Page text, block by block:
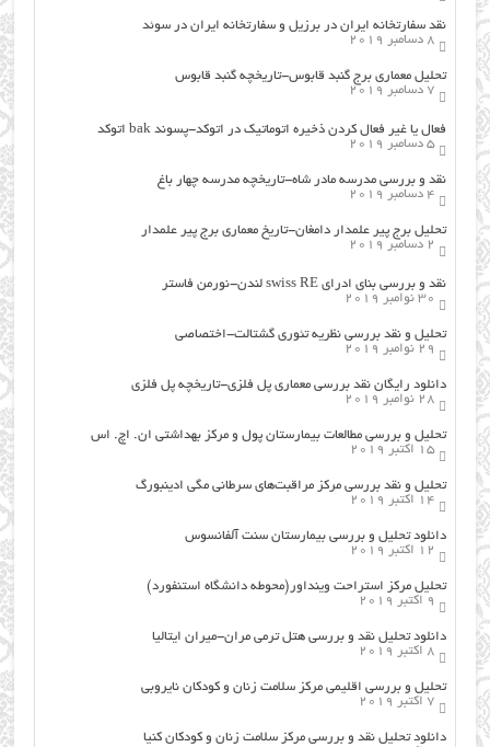
نقد سفارتخانه ایران در برزیل و سفارتخانه ایران در سوئد
8 دسامبر 2019
تحلیل معماری برج گنبد قابوس-تاریخچه گنبد قابوس
7 دسامبر 2019
فعال یا غیر فعال کردن ذخیره اتوماتیک در اتوکد-پسوند bak اتوکد
5 دسامبر 2019
نقد و بررسی مدرسه مادر شاه-تاریخچه مدرسه چهار باغ
4 دسامبر 2019
تحلیل برج پیر علمدار دامغان-تاریخ معماری برج پیر علمدار
2 دسامبر 2019
نقد و بررسی بنای ادرای swiss RE لندن-نورمن فاستر
30 نوامبر 2019
تحلیل و نقد بررسی نظریه تئوری گشتالت-اختصاصی
29 نوامبر 2019
دانلود رایگان نقد بررسی معماری پل فلزی-تاریخچه پل فلزی
28 نوامبر 2019
تحلیل و بررسی مطالعات بیمارستان پول و مرکز بهداشتی ان. اچ. اس
15 اکتبر 2019
تحلیل و نقد بررسی مرکز مراقبت‌های سرطانی مگی ادینبورگ
14 اکتبر 2019
دانلود تحلیل و بررسی بیمارستان سنت آلفانسوس
12 اکتبر 2019
تحلیل مرکز استراحت وینداور(محوطه دانشگاه استنفورد)
9 اکتبر 2019
دانلود تحلیل نقد و بررسی هتل ترمی مران-میران ایتالیا
8 اکتبر 2019
تحلیل و بررسی اقلیمی مرکز سلامت زنان و کودکان نایروبی
7 اکتبر 2019
دانلود تحلیل نقد و بررسی مرکز سلامت زنان و کودکان کنیا